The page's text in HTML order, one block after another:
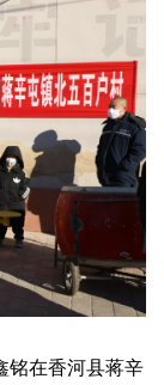
在香河县蒋辛